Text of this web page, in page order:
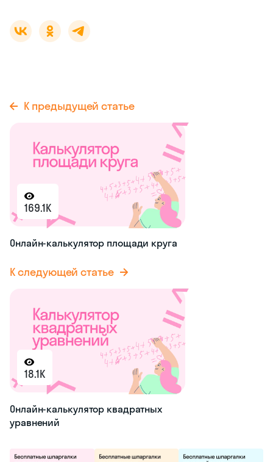
К предыдущей статье
169.1K
Онлайн-калькулятор площади круга
К следующей статье
18.1K
Онлайн-калькулятор квадратных
уравнений